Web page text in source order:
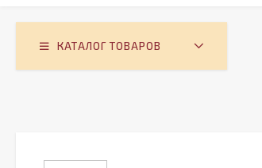
КАТАЛОГ ТОВАРОВ